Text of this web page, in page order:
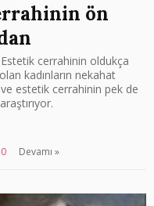
ön
cerrahinin oldukça
kadınların nekahat
estetik cerrahinin pek de
0 Devamı »